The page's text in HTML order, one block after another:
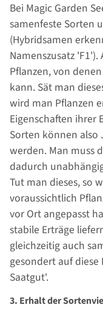
Bei Magic Garden
samenfeste Sorten
(Hybridsamen
Namenszusatz
Pflanzen, von
kann. Sät man
wird man Pflanzen
Eigenschaften ihrer
Sorten können
werden. Man muss
dadurch
Tut man dieses, so
voraussichtlich
vor Ort angepasst
stabile Erträge
gleichzeitig auch
gesondert auf diese
Saatgut'.
3. Erhalt der